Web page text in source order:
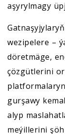
aşyrylmagy
wezipelere –
döretmäge,
çözgütlerini
gurşawy
alyp
meýillerini